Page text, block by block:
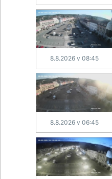
8.8.2026 v 08:45
8.8.2026 v 06:45